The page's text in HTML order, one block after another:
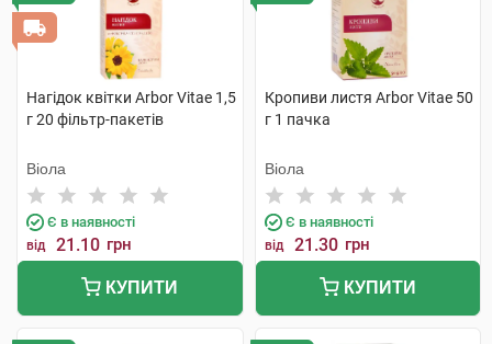
Нагідок квітки Arbor Vitae 1,5
г 20 фільтр-пакетів
Віола
Є в наявності
від 21.10 грн
КУПИТИ
Кропиви листя Arbor Vitae 50
г 1 пачка
Віола
Є в наявності
від 21.30 грн
КУПИТИ